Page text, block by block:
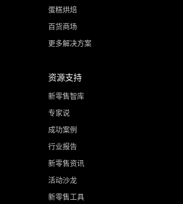
蛋糕烘焙
百货商场
更多解决方案
资源支持
新零售智库
专家说
成功案例
行业报告
新零售资讯
活动沙龙
新零售工具